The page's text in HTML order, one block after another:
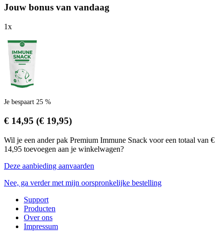
Jouw bonus van vandaag
1x
Je bespaart 25 %
€ 14,95 (€ 19,95)
Wil je een ander pak Premium Immune Snack voor een totaal van €
14,95 toevoegen aan je winkelwagen?
Deze aanbieding aanvaarden
Nee, ga verder met mijn oorspronkelijke bestelling
Support
Producten
Over ons
Impressum